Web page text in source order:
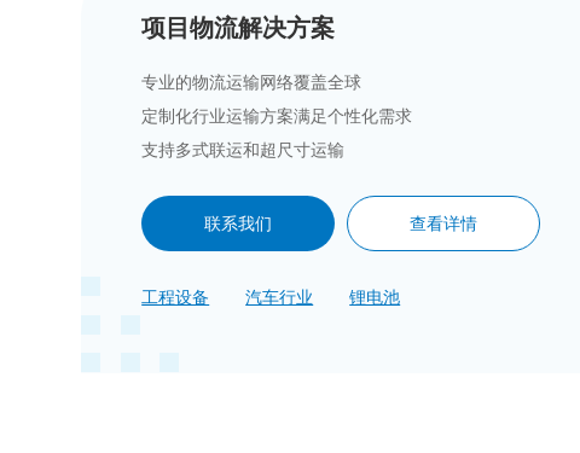
项目物流解决方案
专业的物流运输网络覆盖全球
定制化行业运输方案满足个性化需求
支持多式联运和超尺寸运输
联系我们 查看详情
工程设备 汽车行业 锂电池